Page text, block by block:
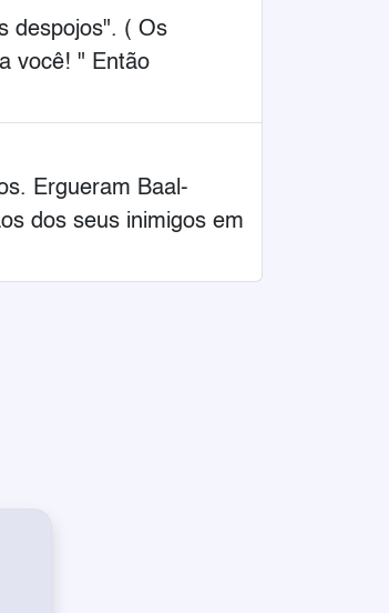
despojos". ( Os
você! " Então
Ergueram Baal-
dos seus inimigos em